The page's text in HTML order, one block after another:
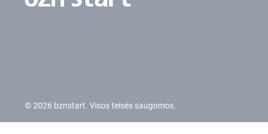
© 2026 bznstart. Visos teisės saugomos.